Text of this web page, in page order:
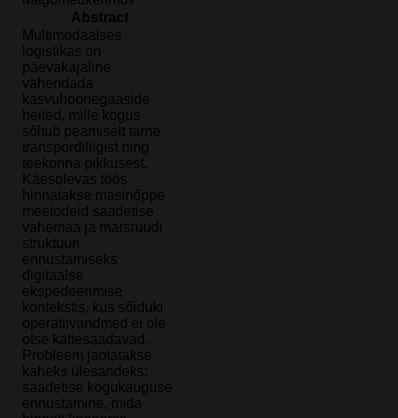
Abstract
Multimodaalses
logistikas on
päevakajaline
vähendada
kasvuhoonegaaside
heited, mille kogus
sõltub peamiselt tarne
transpordiliigist ning
teekonna pikkusest.
Käesolevas töös
hinnatakse masinõppe
meetodeid saadetise
vahemaa ja marsruudi
struktuuri
ennustamiseks
digitaalse
ekspedeerimise
kontekstis, kus sõiduki
operatiivandmed ei ole
otse kättesaadavad.
Probleem jaotatakse
kaheks ülesandeks:
saadetise kogukauguse
ennustamine, mida